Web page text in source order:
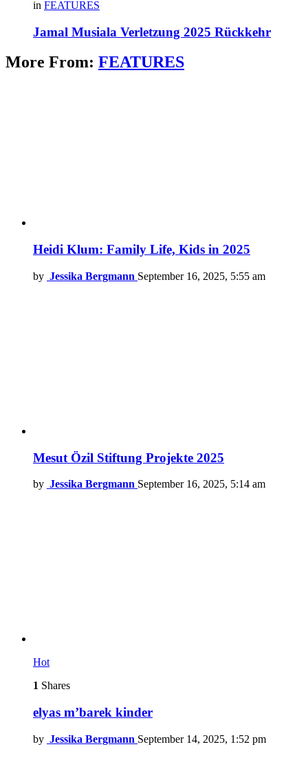
in FEATURES
Jamal Musiala Verletzung 2025 Rückkehr
More From: FEATURES
Heidi Klum: Family Life, Kids in 2025
by Jessika Bergmann September 16, 2025, 5:55 am
Mesut Özil Stiftung Projekte 2025
by Jessika Bergmann September 16, 2025, 5:14 am
Hot
1 Shares
elyas m’barek kinder
by Jessika Bergmann September 14, 2025, 1:52 pm